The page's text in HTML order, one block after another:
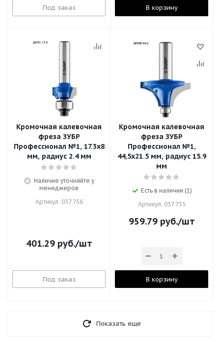
Под заказ В корзину
Кромочная калевочная
фреза ЗУБР
Профессионал №1, 17.3x8
мм, радиус 2.4 мм
Наличие уточняйте у
менеджеров
Артикул: 037 756
401.29руб./шт
Под заказ
Кромочная калевочная
фреза ЗУБР
Профессионал №1,
44,5x21.5 мм, радиус 15.9
мм
Есть в наличии (1)
Артикул: 037 755
959.79руб./шт
В корзину
Показать еще